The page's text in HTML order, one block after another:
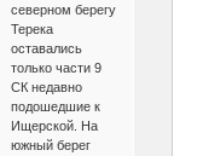
северном берегу
Терека
оставались
только части 9
СК недавно
подошедшие к
Ищерской. На
южный берег